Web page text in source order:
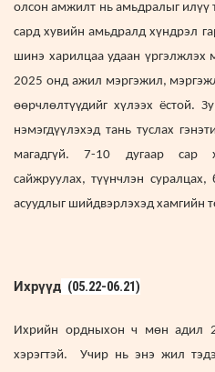
олсон амжилт нь амьдралыг илүү
сард хувийн амьдралд хүндрэл
шинэ харилцаа удаан үргэлжлэх
2025 онд ажил мэргэжил,
өөрчлөлтүүдийг хүлээх ёстой.
нэмэгдүүлэхэд тань туслах
магадгүй. 7-10 дугаар сар
сайжруулах, түүнчлэн
асуудлыг шийдвэрлэхэд хамгийн
Ихрүүд (05.22-06.21)
Ихрийн ордныхон ч мөн адил
хэрэгтэй. Учир нь энэ жил